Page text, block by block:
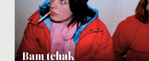
Bam tchak